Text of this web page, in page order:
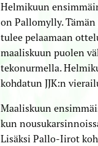
Helmikuun
on Pallomylly.
tulee pelaamaan
maaliskuun puolen
tekonurmella.
kohdatun JJK:n
Maaliskuun
kun
Lisäksi Pallo-Iirot